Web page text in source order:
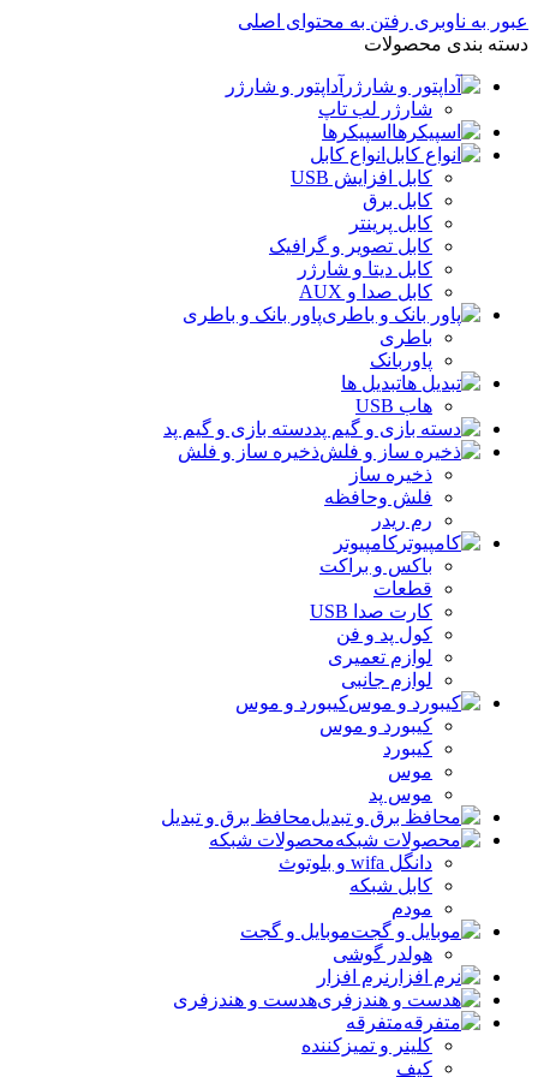
عبور به ناوبری رفتن به محتوای اصلی
دسته بندی محصولات
آداپتور و شارژر
شارژر لب تاپ
اسپیکرها
انواع کابل
کابل افزایش USB
کابل برق
کابل پرینتر
کابل تصویر و گرافیک
کابل دیتا و شارژر
کابل صدا و AUX
پاور بانک و باطری
باطری
پاوربانک
تبدیل ها
هاب USB
دسته بازی و گیم پد
ذخیره ساز و فلش
ذخیره ساز
فلش وحافظه
رم ریدر
کامپیوتر
باکس و براکت
قطعات
کارت صدا USB
کول پد و فن
لوازم تعمیری
لوازم جانبی
کیبورد و موس
کیبورد و موس
کیبورد
موس
موس پد
محافظ برق و تبدیل
محصولات شبکه
دانگل wifa و بلوتوث
کابل شبکه
مودم
موبایل و گجت
هولدر گوشی
نرم افزار
هدست و هندزفری
متفرقه
کلینر و تمیزکننده
کیف